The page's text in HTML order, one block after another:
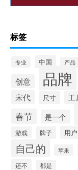
标签
专业 中国 产品
创意 品牌
宋代 尺寸 工
春节 是一个
游戏 牌子 用户
自己的 苹果
还不 都是